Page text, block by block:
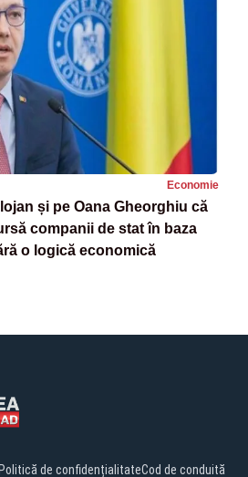
Economie
și pe Oana Gheorghiu că
companii de stat în baza
o logică economică
Politică de confidențialitateCod de conduită